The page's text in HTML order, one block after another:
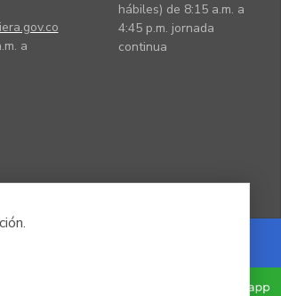
a
hábiles) de 8:15 a.m. a
4:45 p.m. jornada
continua
Powered by Nexura